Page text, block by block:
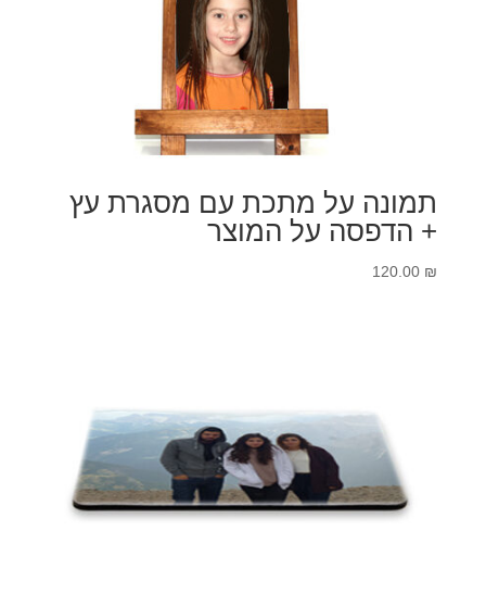
תמונה על מתכת עם מסגרת עץ
+ הדפסה על המוצר
120.00 ₪